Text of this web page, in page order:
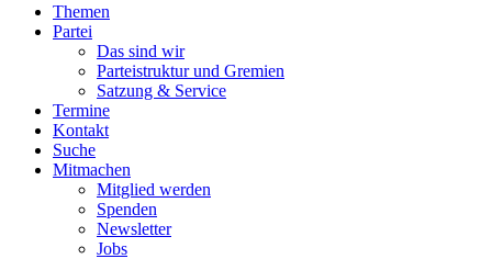
Themen
Partei
Das sind wir
Parteistruktur und Gremien
Satzung & Service
Termine
Kontakt
Suche
Mitmachen
Mitglied werden
Spenden
Newsletter
Jobs